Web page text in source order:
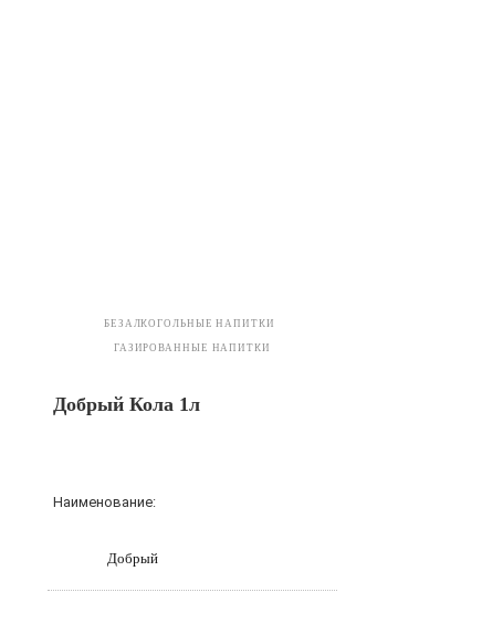
БЕЗАЛКОГОЛЬНЫЕ НАПИТКИ
ГАЗИРОВАННЫЕ НАПИТКИ
Добрый Кола 1л
Наименование:
Добрый